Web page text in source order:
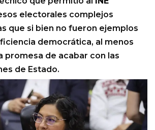
electorales complejos
que si bien no fueron ejemplos
democrática, al menos
promesa de acabar con las
de Estado.